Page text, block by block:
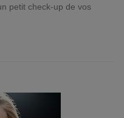
petit check-up de vos